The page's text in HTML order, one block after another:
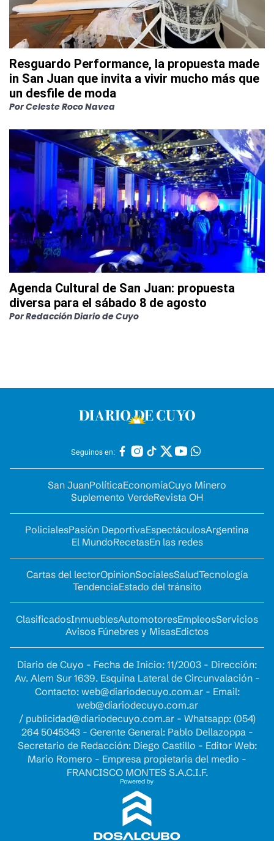
Resguardo Performance, la propuesta made
in San Juan que invita a vivir mucho más que
un desfile de moda
PorCeleste Roco Navea
Agenda Cultural de San Juan: propuesta
diversa para el sábado 8 de agosto
PorRedacción Diario de Cuyo
Seguinos en:
San JuanPolíticaEconomíaCuyo Minero
Suplemento VerdeRevista OH
PolicialesPasión DeportivaEspectáculosArgentina
El MundoRecetasEn las redes
Cartas del lectorOpinionSocialesSaludTecnología
TendenciaEstado del tránsito
ClasificadosInmueblesAutomotoresEmpleosServicios
Avisos Fúnebres y MisasEdictos
Diario de Cuyo - Fecha de Inicio: 11/2003 - Dirección:
Av. Alem Sur 1639. Esquina Lateral de Circunvalación -
Contacto: web@diariodecuyo.com.ar- Email:
web@diariodecuyo.com.ar
/ publicidad@diariodecuyo.com.ar- Whatsapp: (054)
264 5045343 - Gerente General: Pablo Dellazoppa -
Secretario de Redacción: Diego Castillo - Editor Web:
Mario Romero - Empresa propietaria del medio -
FRANCISCO MONTES S.A.C.I.F.